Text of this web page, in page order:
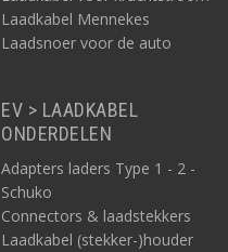
Laadkabel Mennekes
Laadsnoer voor de auto
EV > LAADKABEL
ONDERDELEN
Adapters laders Type 1 - 2 -
Schuko
Connectors & laadstekkers
Laadkabel (stekker-)houder